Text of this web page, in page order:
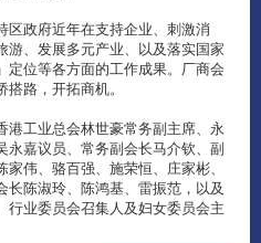
区政府近年在支持企业、刺激消
游、发展多元产业、以及落实国家
定位等各方面的工作成果。厂商会
路，开拓商机。
港工业总会林世豪常务副主席、永
永嘉议员、常务副会长马介钦、副
伟、骆百强、施荣恒、庄家彬、
陈淑玲、陈鸿基、雷振范，以及
行业委员会召集人及妇女委员会主